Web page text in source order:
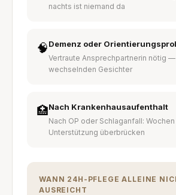
nachts ist niemand da
🧠Demenz oder
Vertraute Ansprechpartnerin nötig
wechselnden Gesichter
🏥Nach Krankenhausaufenthalt
Nach OP oder Schlaganfall:
Unterstützung überbrücken
WANN 24H-PFLEGE ALLEINE
AUSREICHT